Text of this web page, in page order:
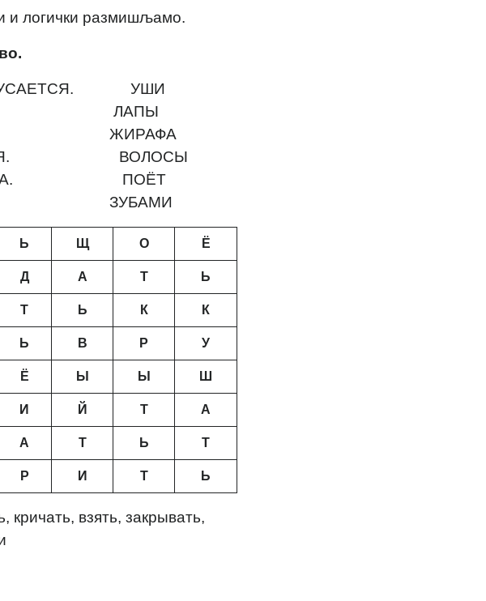
и логички размишљамо.
КУСАЕТСЯ. УШИ
РОГАМИ ЛАПЫ
ЖИРАФА
КРЫЛЬЯ. ВОЛОСЫ
ГЕПАРДА. ПОЁТ
ЗУБАМИ
Ь Щ О Ё
Д А Т Ь
Т Ь К К
Ь В Р У
Ё Ы Ы Ш
И Й Т А
А Т Ь Т
Р И Т Ь
кричать, взять, закрывать,